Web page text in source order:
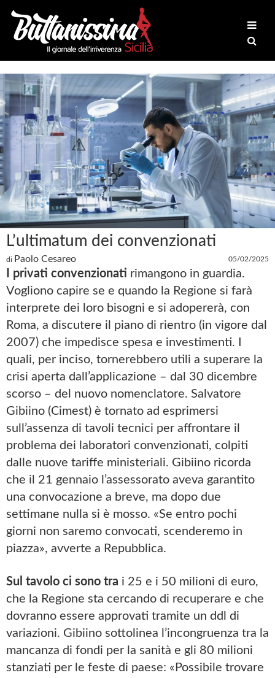
L’ultimatum dei convenzionati
di Paolo Cesareo 05/02/2025
I privati convenzionati rimangono in guardia.
Vogliono capire se e quando la Regione si farà
interprete dei loro bisogni e si adopererà, con
Roma, a discutere il piano di rientro (in vigore dal
2007) che impedisce spesa e investimenti. I
quali, per inciso, tornerebbero utili a superare la
crisi aperta dall’applicazione – dal 30 dicembre
scorso – del nuovo nomenclatore. Salvatore
Gibiino (Cimest) è tornato ad esprimersi
sull’assenza di tavoli tecnici per affrontare il
problema dei laboratori convenzionati, colpiti
dalle nuove tariffe ministeriali. Gibiino ricorda
che il 21 gennaio l’assessorato aveva garantito
una convocazione a breve, ma dopo due
settimane nulla si è mosso. «Se entro pochi
giorni non saremo convocati, scenderemo in
piazza», avverte a Repubblica.
Sul tavolo ci sono tra i 25 e i 50 milioni di euro,
che la Regione sta cercando di recuperare e che
dovranno essere approvati tramite un ddl di
variazioni. Gibiino sottolinea l’incongruenza tra la
mancanza di fondi per la sanità e gli 80 milioni
stanziati per le feste di paese: «Possibile trovare